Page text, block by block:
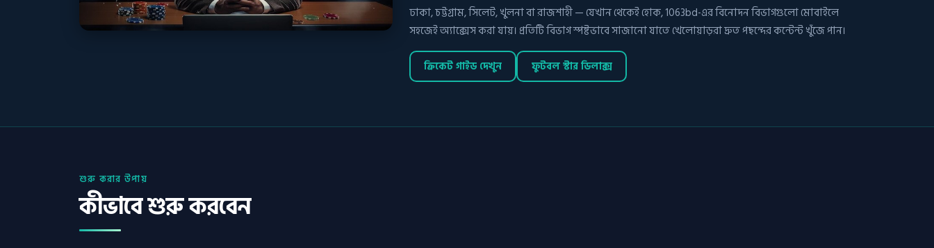
ঢাকা, চট্টগ্রাম, সিলেট, খুলনা বা রাজশাহী — যেখান থেকেই হোক, 1063bd-এর বিনোদন বিভাগগুলো মোবাইলে
সহজেই অ্যাক্সেস করা যায়। প্রতিটি বিভাগ স্পষ্টভাবে সাজানো যাতে খেলোয়াড়রা দ্রুত পছন্দের কন্টেন্ট খুঁজে পান।
ক্রিকেট গাইড দেখুন ফুটবল স্টার ডিলাক্স
শুরু করার উপায়
কীভাবে শুরু করবেন